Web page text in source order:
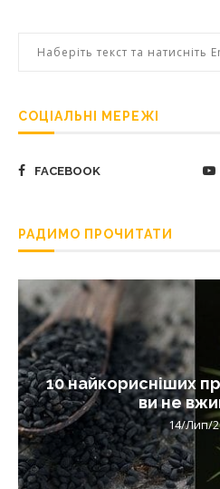
СОЦІАЛЬНІ МЕРЕЖІ
FACEBOOK
РАДИМО ПРОЧИТАТИ
10 найкорисніших
ви не
14/Лип/